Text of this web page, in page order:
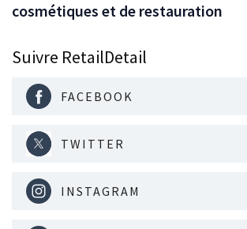
cosmétiques et de restauration
Suivre RetailDetail
FACEBOOK
TWITTER
INSTAGRAM